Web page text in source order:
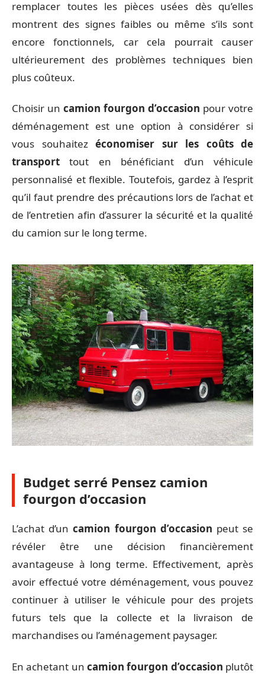
remplacer toutes les pièces usées dès qu’elles
montrent des signes faibles ou même s’ils sont
encore fonctionnels, car cela pourrait causer
ultérieurement des problèmes techniques bien
plus coûteux.
Choisir un camion fourgon d’occasion pour votre
déménagement est une option à considérer si
vous souhaitez économiser sur les coûts de
transport tout en bénéficiant d’un véhicule
personnalisé et flexible. Toutefois, gardez à l’esprit
qu’il faut prendre des précautions lors de l’achat et
de l’entretien afin d’assurer la sécurité et la qualité
du camion sur le long terme.
Budget serré Pensez camion
fourgon d’occasion
L’achat d’uncamion fourgon d’occasion peut se
révéler être une décision financièrement
avantageuse à long terme. Effectivement, après
avoir effectué votre déménagement, vous pouvez
continuer à utiliser le véhicule pour des projets
futurs tels que la collecte et la livraison de
marchandises ou l’aménagement paysager.
En achetant un camion fourgon d’occasion plutôt